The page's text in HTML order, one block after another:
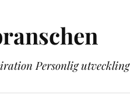
Personlig utveckling